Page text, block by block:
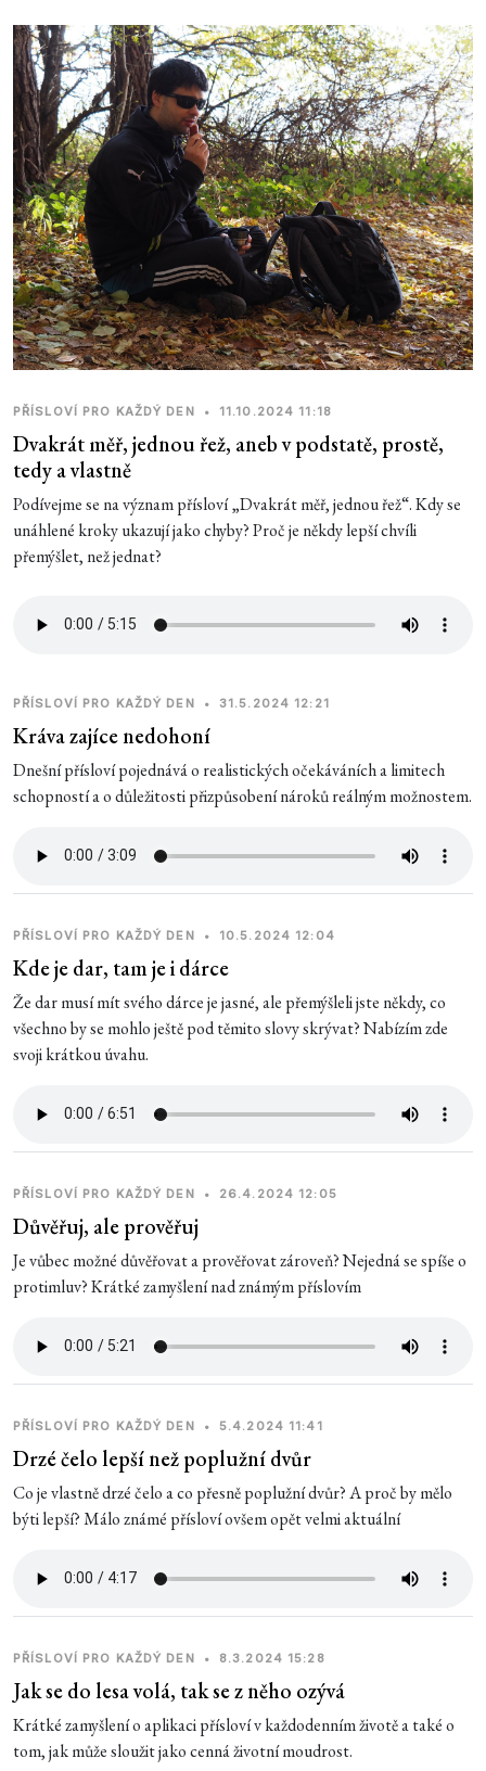
PŘÍSLOVÍ PRO KAŽDÝ DEN • 11.10.2024 11:18
Dvakrát měř, jednou řež, aneb v podstatě, prostě,
tedy a vlastně
Podívejme se na význam přísloví „Dvakrát měř, jednou řež“. Kdy se
unáhlené kroky ukazují jako chyby? Proč je někdy lepší chvíli
přemýšlet, než jednat?
PŘÍSLOVÍ PRO KAŽDÝ DEN • 31.5.2024 12:21
Kráva zajíce nedohoní
Dnešní přísloví pojednává o realistických očekáváních a limitech
schopností a o důležitosti přizpůsobení nároků reálným možnostem.
PŘÍSLOVÍ PRO KAŽDÝ DEN • 10.5.2024 12:04
Kde je dar, tam je i dárce
Že dar musí mít svého dárce je jasné, ale přemýšleli jste někdy, co
všechno by se mohlo ještě pod těmito slovy skrývat? Nabízím zde
svoji krátkou úvahu.
PŘÍSLOVÍ PRO KAŽDÝ DEN • 26.4.2024 12:05
Důvěřuj, ale prověřuj
Je vůbec možné důvěřovat a prověřovat zároveň? Nejedná se spíše o
protimluv? Krátké zamyšlení nad známým příslovím
PŘÍSLOVÍ PRO KAŽDÝ DEN • 5.4.2024 11:41
Drzé čelo lepší než poplužní dvůr
Co je vlastně drzé čelo a co přesně poplužní dvůr? A proč by mělo
býti lepší? Málo známé přísloví ovšem opět velmi aktuální
PŘÍSLOVÍ PRO KAŽDÝ DEN • 8.3.2024 15:28
Jak se do lesa volá, tak se z něho ozývá
Krátké zamyšlení o aplikaci přísloví v každodenním životě a také o
tom, jak může sloužit jako cenná životní moudrost.